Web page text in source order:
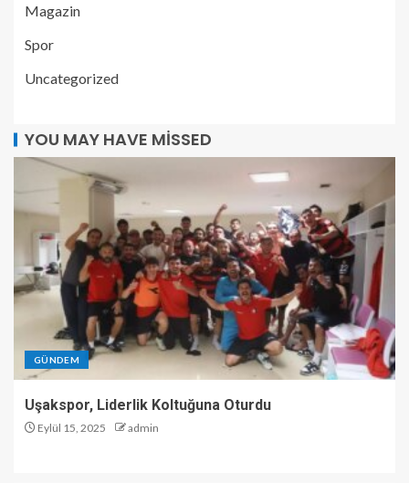
Magazin
Spor
Uncategorized
YOU MAY HAVE MISSED
GÜNDEM
Uşakspor, Liderlik Koltuğuna Oturdu
Eylül 15, 2025 admin